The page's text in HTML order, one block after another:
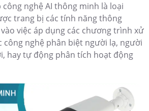
nghệ AI thông minh là loại
trang bị các tính năng thông
việc áp dụng các chương trình xử
công nghệ phân biệt người lạ, người
hay tự động phân tích hoạt động